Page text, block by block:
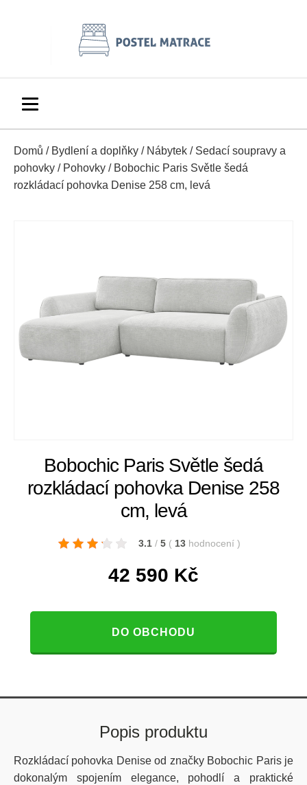
Domů / Bydlení a doplňky / Nábytek / Sedací soupravy a
pohovky / Pohovky / Bobochic Paris Světle šedá
rozkládací pohovka Denise 258 cm, levá
Bobochic Paris Světle šedá
rozkládací pohovka Denise 258
cm, levá
3.1 / 5 ( 13 hodnocení )
42 590 Kč
DO OBCHODU
Popis produktu
Rozkládací pohovka Denise od značky Bobochic Paris je
dokonalým spojením elegance, pohodlí a praktické